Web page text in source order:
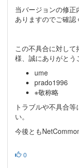
当バージョンの修正
ありますのでご確認
この不具合に対し
様、誠にありがとう
ume
prado1996
※敬称略
トラブルや不具合
い。
今後とも
0